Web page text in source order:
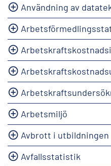
Användning av
Arbetsmiljö
Avbrott i utbildningen
Avfallsstatistik